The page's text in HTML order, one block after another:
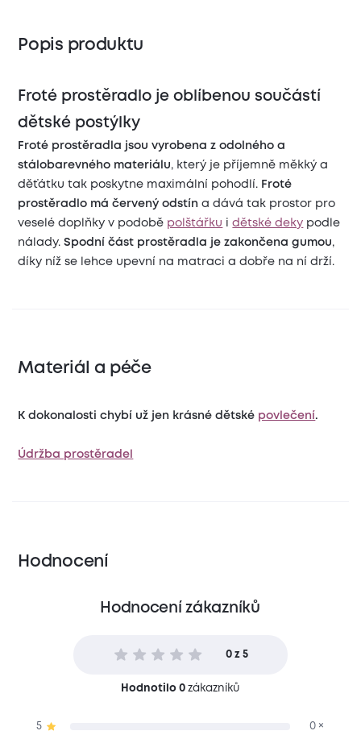
Popis produktu
Froté prostěradlo je oblíbenou součástí
dětské postýlky
Froté prostěradla jsou vyrobena z odolného a
stálobarevného materiálu, který je příjemně měkký a
děťátku tak poskytne maximální pohodlí. Froté
prostěradlo má červený odstína dává tak prostor pro
veselé doplňky v podobě polštářku idětské deky podle
nálady. Spodní část prostěradla je zakončena gumou,
díky níž se lehce upevní na matraci a dobře na ní drží.
Materiál a péče
K dokonalosti chybí už jen krásné dětské povlečení .
Údržba prostěradel
Hodnocení
Hodnocení zákazníků
0 z 5
Hodnotilo 0 zákazníků
5 0 ×